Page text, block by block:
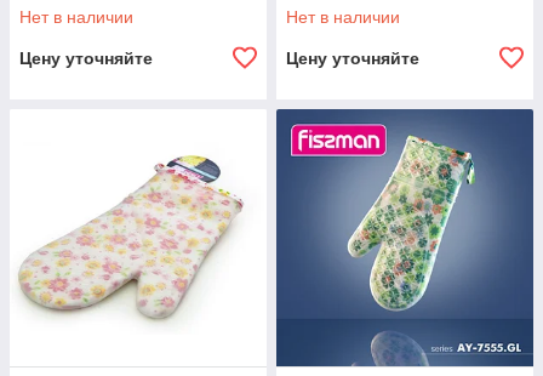
Нет в наличии
Цену уточняйте
Нет в наличии
Цену уточняйте